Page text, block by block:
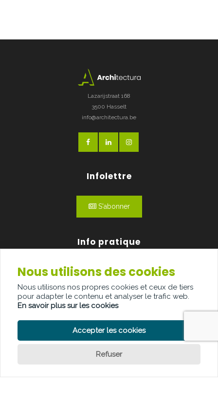
Lazarijstraat 168
3500 Hasselt
info@architectura.be
Infolettre
S'abonner
Info pratique
Qui sommes-nous?
Publicité
Contact
Nous utilisons des cookies
Nous utilisons nos propres cookies et ceux de tiers
pour adapter le contenu et analyser le trafic web.
En savoir plus sur les cookies
Accepter les cookies
Refuser